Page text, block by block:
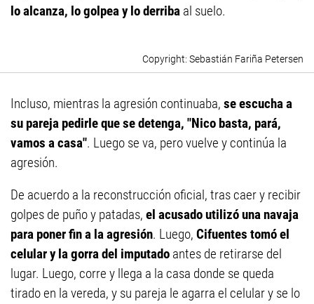
lo alcanza, lo golpea y lo derriba al suelo.
Sebastián Fariña Petersen
Incluso, mientras la agresión continuaba, se escucha a
su pareja pedirle que se detenga, "Nico basta, pará,
vamos a casa". Luego se va, pero vuelve y continúa la
agresión.
De acuerdo a la reconstrucción oficial, tras caer y recibir
golpes de puño y patadas, el acusado utilizó una navaja
para poner fin a la agresión. Luego, Cifuentes tomó el
celular y la gorra del imputado antes de retirarse del
lugar. Luego, corre y llega a la casa donde se queda
tirado en la vereda, y su pareja le agarra el celular y se lo